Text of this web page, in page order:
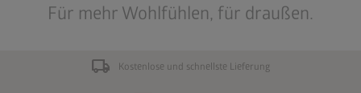
Für mehr Wohlfühlen, für draußen.
local_shipping Kostenlose und schnellste Lieferung